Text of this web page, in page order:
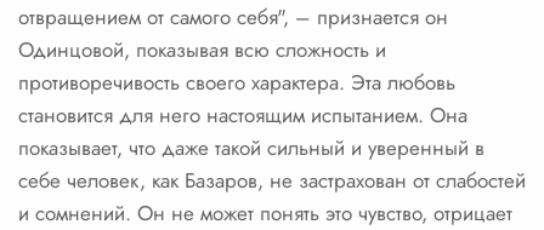
отвращением от самого себя", – признается он
Одинцовой, показывая всю сложность и
противоречивость своего характера. Эта любовь
становится для него настоящим испытанием. Она
показывает, что даже такой сильный и уверенный в
себе человек, как Базаров, не застрахован от слабостей
и сомнений. Он не может понять это чувство, отрицает